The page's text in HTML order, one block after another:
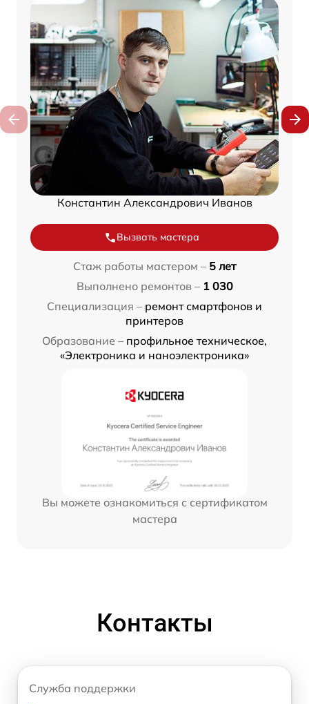
Константин Александрович Иванов
Вызвать мастера
Стаж работы мастером – 5 лет
Выполнено ремонтов – 1 030
Специализация – ремонт смартфонов и
принтеров
Образование – профильное техническое,
«Электроника и наноэлектроника»
Вы можете ознакомиться с сертификатом
мастера
Контакты
Служба поддержки